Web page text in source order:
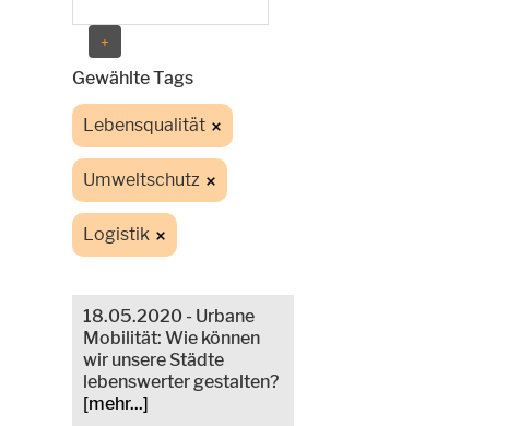
Gewählte Tags
Lebensqualität
Umweltschutz
Logistik
18.05.2020 - Urbane
Mobilität: Wie können
wir unsere Städte
lebenswerter gestalten?
[mehr...]